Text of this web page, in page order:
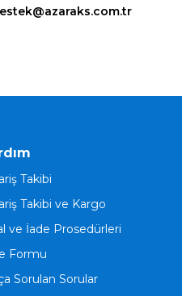
Takibi
Takibi ve Kargo
ve İade Prosedürleri
Formu
Sorulan Sorular